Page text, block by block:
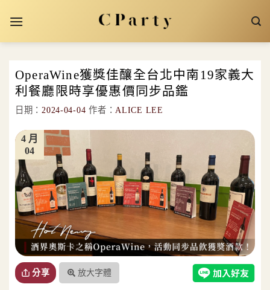
OperaWine獲獎佳釀全台北中南19家義大
利餐廳限時享優惠價同步品鑑
日期：2024-04-04 作者：ALICE LEE
04
4 月
分享 放大字體